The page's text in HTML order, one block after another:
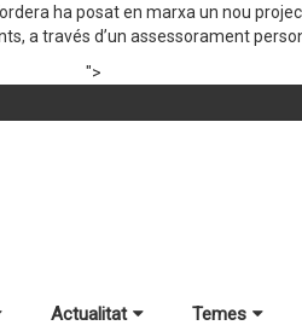
ha posat en marxa un nou
a través d’un assessorament
">
Actualitat Temes